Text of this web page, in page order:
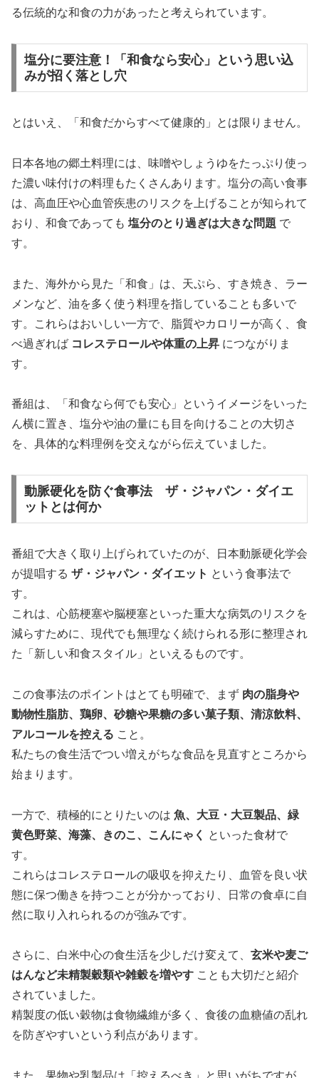
る伝統的な和食の力があったと考えられています。
塩分に要注意！「和食なら安心」という思い込
みが招く落とし穴
とはいえ、「和食だからすべて健康的」とは限りません。
日本各地の郷土料理には、味噌やしょうゆをたっぷり使っ
た濃い味付けの料理もたくさんあります。塩分の高い食事
は、高血圧や心血管疾患のリスクを上げることが知られて
おり、和食であっても 塩分のとり過ぎは大きな問題 で
す。
また、海外から見た「和食」は、天ぷら、すき焼き、ラー
メンなど、油を多く使う料理を指していることも多いで
す。これらはおいしい一方で、脂質やカロリーが高く、食
べ過ぎれば コレステロールや体重の上昇 につながりま
す。
番組は、「和食なら何でも安心」というイメージをいった
ん横に置き、塩分や油の量にも目を向けることの大切さ
を、具体的な料理例を交えながら伝えていました。
動脈硬化を防ぐ食事法 ザ・ジャパン・ダイエ
ットとは何か
番組で大きく取り上げられていたのが、日本動脈硬化学会
が提唱する ザ・ジャパン・ダイエット という食事法で
す。
これは、心筋梗塞や脳梗塞といった重大な病気のリスクを
減らすために、現代でも無理なく続けられる形に整理され
た「新しい和食スタイル」といえるものです。
この食事法のポイントはとても明確で、まず 肉の脂身や
動物性脂肪、鶏卵、砂糖や果糖の多い菓子類、清涼飲料、
アルコールを控える こと。
私たちの食生活でつい増えがちな食品を見直すところから
始まります。
一方で、積極的にとりたいのは 魚、大豆・大豆製品、緑
黄色野菜、海藻、きのこ、こんにゃく
といった食材で
す。
これらはコレステロールの吸収を抑えたり、血管を良い状
態に保つ働きを持つことが分かっており、日常の食卓に自
然に取り入れられるのが強みです。
さらに、白米中心の食生活を少しだけ変えて、 玄米や麦ご
はんなど未精製穀類や雑穀を増やす ことも大切だと紹介
されていました。
精製度の低い穀物は食物繊維が多く、食後の血糖値の乱れ
を防ぎやすいという利点があります。